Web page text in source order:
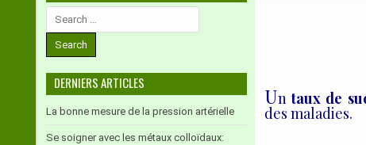
Un taux de
des maladies.
Search
for:
DERNIERS ARTICLES
La bonne mesure de la pression artérielle
Se soigner avec les métaux colloïdaux: